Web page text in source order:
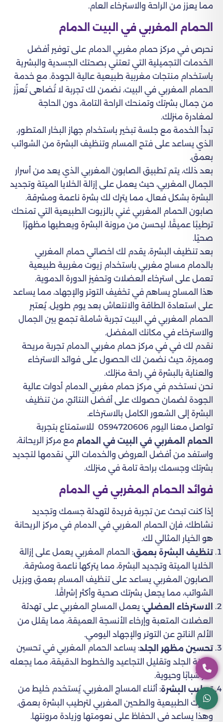
مما يعزز من الراحة والاسترخاء العام.
الحمام المغربي في البيت الدمام
نحرص في مركز حمام مغربي الدمام على توفير أفضل
الخدمات التجميلية التي تعتني بصحتك الجسدية والبشرية
باستخدام منتجات مغربية طبيعية عالية الجودة. مع خدمة
الحمام المغربي في البيت، نضمن لك تجربة لا تُضاهى تُعزّز
من جمال بشرتك وتمنحك الراحة التامة، دون الحاجة
لمغادرة منزلك.
تبدأ الخدمة مع جلسة تبخير باستخدام جهاز البخار المتطور،
الذي يساعد على فتح المسام وتنظيف البشرة من الشوائب
بعمق.
بعد ذلك، يتم تطبيق الصابون المغربي الذي يعد من أسرار
الجمال المغربي، حيث يعمل على إزالة الخلايا الميتة وتجديد
البشرة بشكل فعال، مما يترك لك بشرة ناعمة ومشرقة.
صابون الحمام المغربي غني بالزيوت الطبيعية التي تمنحك
ترطيبًا عميقًا، ليحسن من مرونة البشرة ويعطيها مظهرًا
صحيًا.
بعد تنظيف البشرة، يقدم لك اخصائي حمام المغربي
بالدمام مساج مغربي باستخدام زيوت مغربية طبيعية
تعمل على استرخاء العضلات وتحفيز الدورة الدموية.
هذا المساج يساهم في تخفيف التوتر والإجهاد، مما يساعد
على استعادة الطاقة والانتعاش بعد يوم طويل. يُعتبر
الحمام المغربي في البيت تجربة شاملة تجمع بين الجمال
والاسترخاء في مكانك المفضل.
نقدم لك في في مركز حمام مغربي الدمام تجربة مريحة
ومميزة، حيث نضمن لك الحصول على فوائد الاسترخاء
والعناية بالبشرة في راحة منزلك.
نحن نستخدم في مركز حمام مغربي الدمام أدوات عالية
الجودة لضمان حصولك على أفضل النتائج، من تنظيف
البشرة إلى الشعور الكامل بالاسترخاء.
تواصل معنا اليوم 0594720606 للاستمتاع بتجربة
الحمام المغربي في البيت في الدمام مع مركز الريحانة،
واستفد من أفضل العروض والخدمات التي نقدمها لتجديد
بشرتك وجسمك براحة تامة في منزلك.
فوائد الحمام المغربي في الدمام
إذا كنت تبحث عن تجربة فريدة لتهدئة جسمك وتجديد
نشاطك، فإن الحمام المغربي في الدمام في مركز الريحانة
هو الخيار المثالي لك.
تنظيف البشرة بعمق: الحمام المغربي يعمل على إزالة
الخلايا الميتة وتجديد البشرة، مما يتركها ناعمة ومشرقة.
الصابون المغربي يساعد على تنظيف المسام بعمق ويزيل
الشوائب، مما يجعل بشرتك صحية وأكثر إشراقًا.
الاسترخاء العضلي: يعمل المساج المغربي على تهدئة
العضلات المتعبة وإرخاء الأنسجة العميقة، مما يقلل من
الألم الناتج عن التوتر والإجهاد اليومي.
تحسين مظهر الجلد: يساعد الحمام المغربي في تحسين
مرونة الجلد وتقليل التجاعيد والخطوط الدقيقة، مما يجعله
أكثر شبابًا وحيوية.
ترطيب البشرة: أثناء المساج المغربي، يُستخدم خليط من
الزيوت الطبيعية والطحين المغربي لترطيب البشرة بعمق.
وهذا يساعد في الحفاظ على نعومتها وزيادة مرونتها.